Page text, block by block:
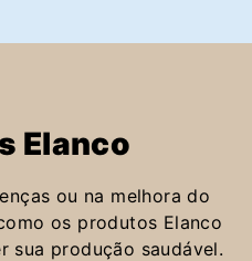
Elanco
ou na melhora do
os produtos Elanco
sua produção saudável.